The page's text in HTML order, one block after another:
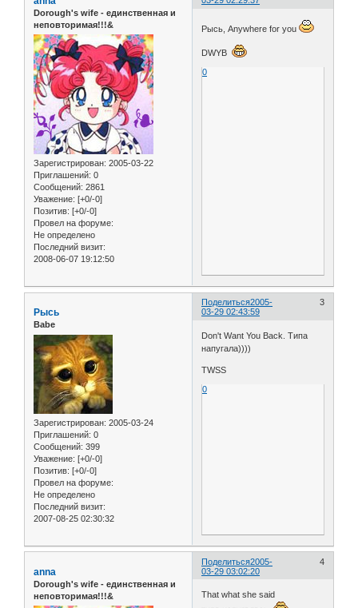
Dorough's wife - единственная и
неповторимая!!!&
Зарегистрирован: 2005-03-22
Приглашений: 0
Сообщений: 2861
Уважение: [+0/-0]
Позитив: [+0/-0]
Провел на форуме:
Не определено
Последний визит:
2008-06-07 19:12:50
Рысь, Anywhere for you
DWYB
0
Поделиться 3
2005-
03-29 02:43:59
Рысь
Babe
Зарегистрирован: 2005-03-24
Приглашений: 0
Сообщений: 399
Уважение: [+0/-0]
Позитив: [+0/-0]
Провел на форуме:
Не определено
Последний визит:
2007-08-25 02:30:32
Don't Want You Back. Типа
напугала))))
TWSS
0
Поделиться 4
2005-
03-29 03:02:20
anna
Dorough's wife - единственная и
неповторимая!!!&
That what she said